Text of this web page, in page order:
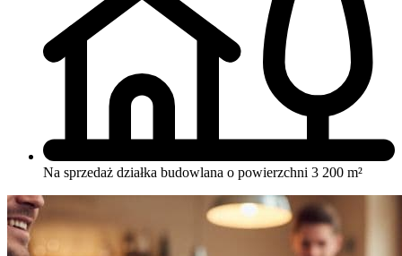
Na sprzedaż działka budowlana o powierzchni 3 200 m²